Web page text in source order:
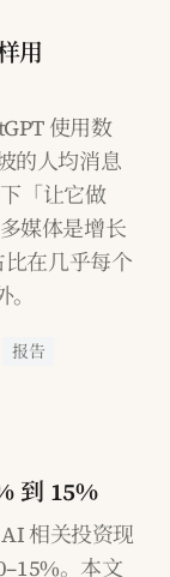
用
使用数
的人均消息
「让它做
媒体是增长
在几乎每个
报告
到 15%
相关投资现
。本文